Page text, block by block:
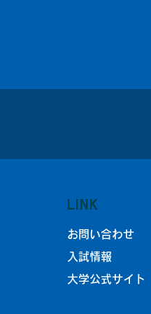
LINK
お問い合わせ
入試情報
大学公式サイト